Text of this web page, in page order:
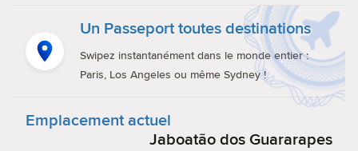
Un Passeport toutes destinations
Swipez instantanément dans le monde entier :
Paris, Los Angeles ou même Sydney !
Emplacement actuel
Jaboatão dos Guararapes